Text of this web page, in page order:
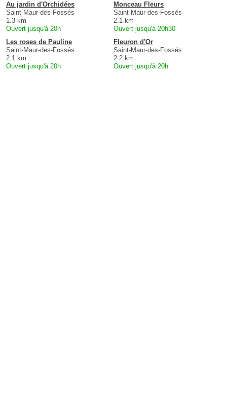
Au jardin d'Orchidées
Saint-Maur-des-Fossés
1.3 km
Ouvert jusqu'à 20h
Monceau Fleurs
Saint-Maur-des-Fossés
2.1 km
Ouvert jusqu'à 20h30
Les roses de Pauline
Saint-Maur-des-Fossés
2.1 km
Ouvert jusqu'à 20h
Fleuron d'Or
Saint-Maur-des-Fossés
2.2 km
Ouvert jusqu'à 20h